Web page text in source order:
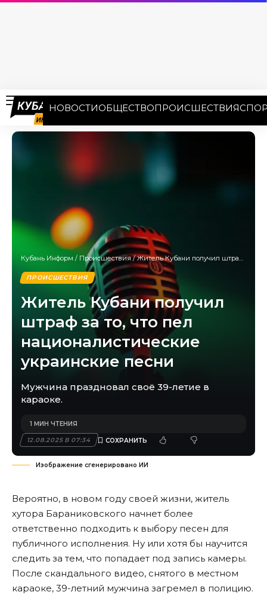
НОВОСТИОБЩЕСТВОПРОИСШЕСТВИЯ
Кубань Информ / Происшествия/Житель Кубани получил штраф за то, что пел националистические украинские песни
ПРОИСШЕСТВИЯ
Житель Кубани получил
штраф за то, что пел
националистические
украинские песни
Мужчина праздновал своё 39-летие в
караоке.
12.08.2025 В 07:34
1 МИН ЧТЕНИЯ
Изображение сгенерировано ИИ
Вероятно, в новом году своей жизни, житель
хутора Бараниковского начнет более
ответственно подходить к выбору песен для
публичного исполнения. Ну или хотя бы научится
следить за тем, что попадает под запись камеры.
После скандального видео, снятого в местном
караоке, 39-летний мужчина загремел в полицию.